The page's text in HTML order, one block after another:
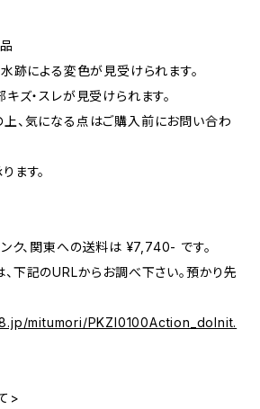
水跡による変色が見受けられます。
ズ・スレが見受けられます。
、気になる点はご購入前にお問い合わ
ます。
ンク、関東への送料は ¥7,740- です。
下記のURLからお調べ下さい。預かり先
mitumori/PKZI0100Action_doInit.
>